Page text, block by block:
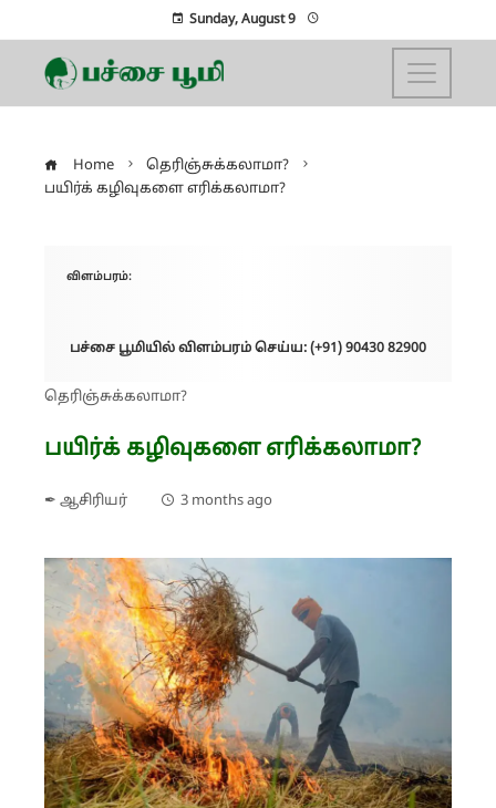
Sunday, August 9
Home
தெரிஞ்சுக்கலாமா?
பயிர்க் கழிவுகளை எரிக்கலாமா?
விளம்பரம்:
பச்சை பூமியில் விளம்பரம் செய்ய: (+91) 90430 82900
தெரிஞ்சுக்கலாமா?
பயிர்க் கழிவுகளை எரிக்கலாமா?
✒ ஆசிரியர் 3 months ago